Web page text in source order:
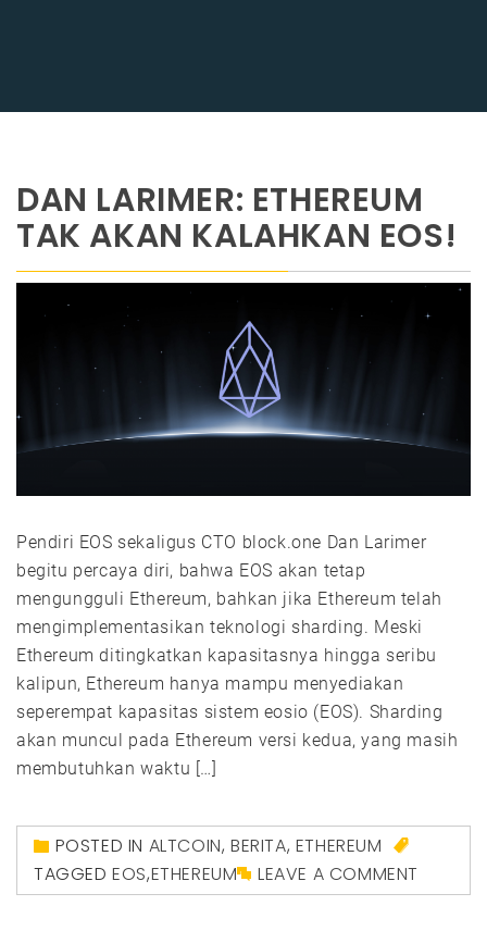
DAN LARIMER: ETHEREUM
TAK AKAN KALAHKAN EOS!
Pendiri EOS sekaligus CTO block.one Dan Larimer
begitu percaya diri, bahwa EOS akan tetap
mengungguli Ethereum, bahkan jika Ethereum telah
mengimplementasikan teknologi sharding. Meski
Ethereum ditingkatkan kapasitasnya hingga seribu
kalipun, Ethereum hanya mampu menyediakan
seperempat kapasitas sistem eosio (EOS). Sharding
akan muncul pada Ethereum versi kedua, yang masih
membutuhkan waktu […]
POSTED IN ALTCOIN,BERITA, ETHEREUM
TAGGEDEOS,ETHEREUM LEAVE A COMMENT